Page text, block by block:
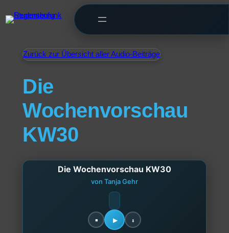
Zurück zur Übersicht aller Audio-Beiträge
Die
Wochenvorschau
KW30
Die Wochenvorschau KW30
von Tanja Gehr